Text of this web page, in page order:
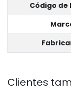
Código de
Clientes